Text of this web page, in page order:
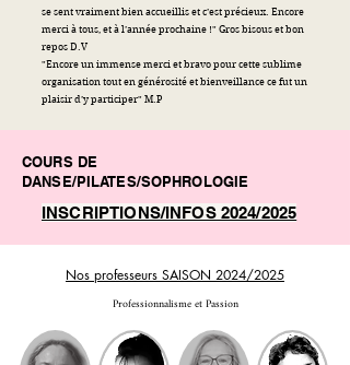
se sent vraiment bien accueillis et c’est précieux. Encore
merci à tous, et à l’année prochaine !" Gros bisous et bon
repos D.V
"Encore un immense merci et bravo pour cette sublime
organisation tout en générosité et bienveillance ce fut un
plaisir d’y participer" M.P
COURS DE
DANSE/PILATES/SOPHROLOGIE
INSCRIPTIONS/INFOS 2024/2025
Nos professeurs SAISON 2024/2025
Professionnalisme et Passion